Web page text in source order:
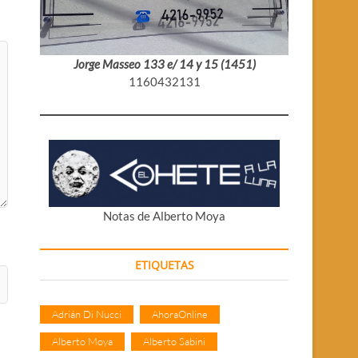
Jorge Masseo 133 e/ 14 y 15 (1451)
1160432131
Notas de Alberto Moya
ETIQUETAS
Adrián Di Nucci AhoraOnline
Alberto Moya Alberto Sabini